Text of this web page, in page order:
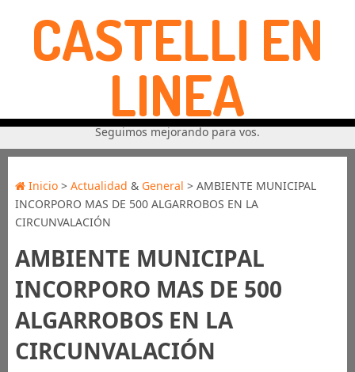
CASTELLI EN
LINEA
Seguimos mejorando para vos.
Inicio> Actualidad & General > AMBIENTE MUNICIPAL
INCORPORO MAS DE 500 ALGARROBOS EN LA
CIRCUNVALACIÓN
AMBIENTE MUNICIPAL
INCORPORO MAS DE 500
ALGARROBOS EN LA
CIRCUNVALACIÓN